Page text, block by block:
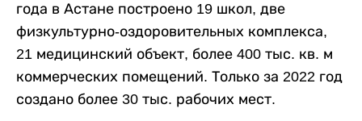
года в Астане построено 19 школ, две
физкультурно-оздоровительных комплекса,
21 медицинский объект, более 400 тыс. кв. м
коммерческих помещений. Только за 2022 год
создано более 30 тыс. рабочих мест.